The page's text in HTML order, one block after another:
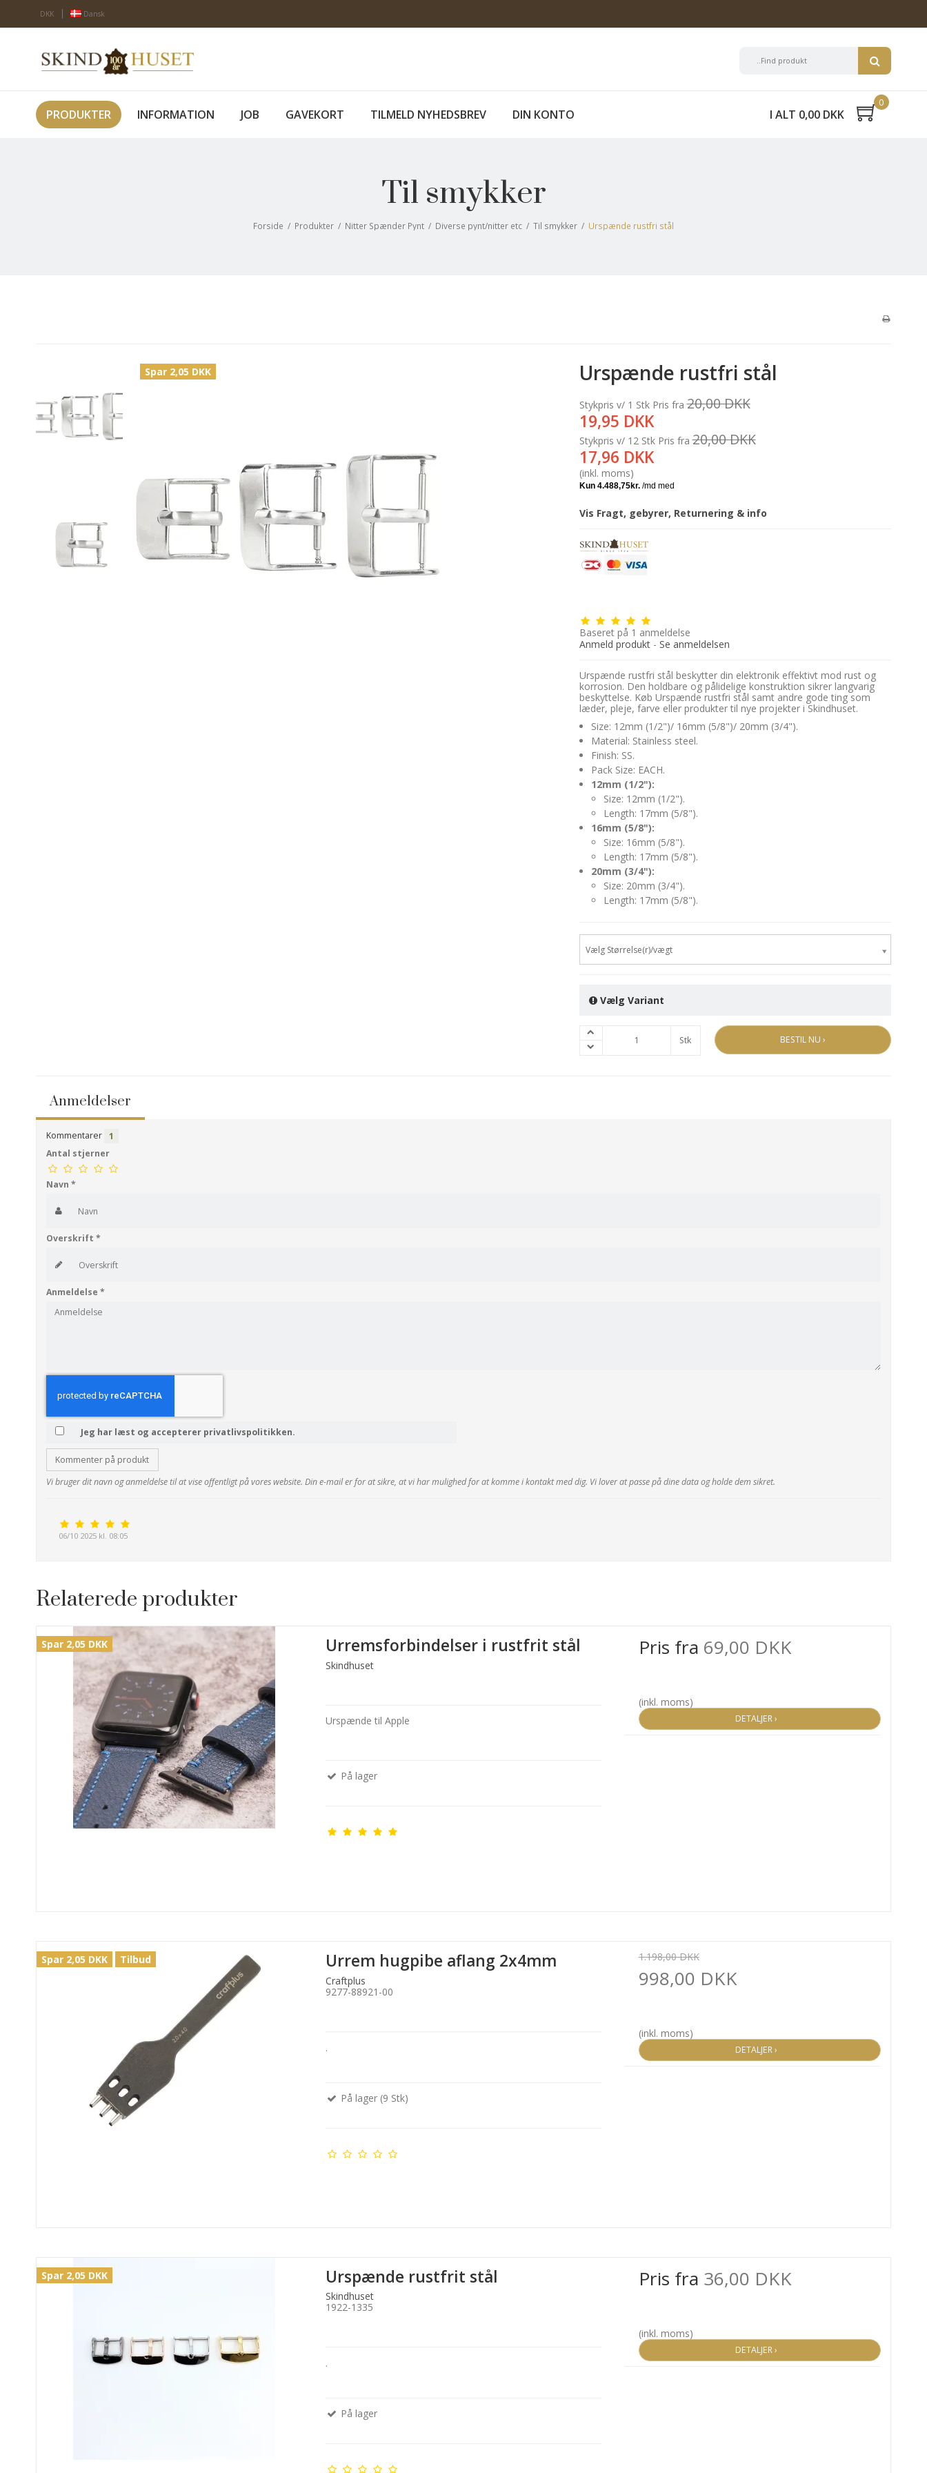
DKK Dansk
PRODUKTER INFORMATION JOB GAVEKORT TILMELD NYHEDSBREV DIN KONTO I ALT 0,00 DKK
0
Til smykker
Forside / Produkter / Nitter Spænder Pynt / Diverse pynt/nitter etc / Til smykker / Urspænde rustfri stål
Spar 2,05 DKK Urspænde rustfri stål
Stykpris v/ 1 Stk Pris fra
19,95 DKK
20,00 DKK
Stykpris v/ 12 Stk Pris fra
17,96 DKK
20,00 DKK
(inkl. moms)
Vis Fragt, gebyrer, Returnering & info
Baseret på 1 anmeldelse
Anmeld produkt- Se anmeldelsen
Urspænde rustfri stål beskytter din elektronik effektivt mod rust og
korrosion. Den holdbare og pålidelige konstruktion sikrer langvarig
beskyttelse. Køb Urspænde rustfri stål samt andre gode ting som
læder, pleje, farve eller produkter til nye projekter i Skindhuset.
Size: 12mm (1/2")/ 16mm (5/8")/ 20mm (3/4").
Material: Stainless steel.
Finish: SS.
Pack Size: EACH.
12mm (1/2"):
Size: 12mm (1/2").
Length: 17mm (5/8").
16mm (5/8"):
Size: 16mm (5/8").
Length: 17mm (5/8").
20mm (3/4"):
Size: 20mm (3/4").
Length: 17mm (5/8").
Vælg Størrelse(r)/vægt
Vælg Variant
Stk BESTIL NU ›
Anmeldelser
Kommentarer 1
Antal stjerner
Navn *
Overskrift *
Anmeldelse *
Jeg har læst og accepterer privatlivspolitikken.
Kommenter på produkt
Vi bruger dit navn og anmeldelse til at vise offentligt på vores website. Din e-mail er for at sikre, at vi har mulighed for at komme i kontakt med dig. Vi lover at passe på dine data og holde dem sikret.
06/10 2025 kl. 08:05
Relaterede produkter
Spar 2,05 DKK Urremsforbindelser i rustfrit stål
Skindhuset
Urspænde til Apple
På lager
Pris fra 69,00 DKK
(inkl. moms)
DETALJER ›
Spar 2,05 DKK Tilbud Urrem hugpibe aflang 2x4mm
Craftplus
9277-88921-00
.
På lager (9 Stk)
1.198,00 DKK
998,00 DKK
(inkl. moms)
DETALJER ›
Spar 2,05 DKK Urspænde rustfrit stål
Skindhuset
1922-1335
.
På lager
Pris fra 36,00 DKK
(inkl. moms)
DETALJER ›